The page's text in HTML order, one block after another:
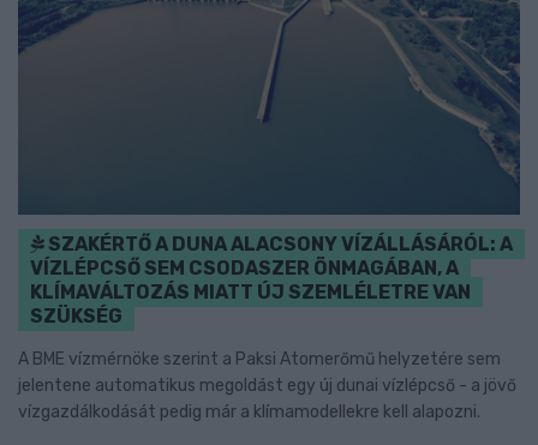
SZAKÉRTŐ A DUNA ALACSONY VÍZÁLLÁSÁRÓL: A
VÍZLÉPCSŐ SEM CSODASZER ÖNMAGÁBAN, A
KLÍMAVÁLTOZÁS MIATT ÚJ SZEMLÉLETRE VAN
SZÜKSÉG
A BME vízmérnöke szerint a Paksi Atomerőmű helyzetére sem
jelentene automatikus megoldást egy új dunai vízlépcső - a jövő
vízgazdálkodását pedig már a klímamodellekre kell alapozni.